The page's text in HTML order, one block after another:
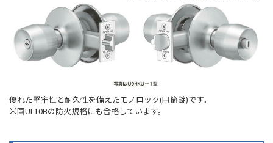
優れた堅牢性と耐久性を備えたモノロック(円筒錠)です。
米国UL10Bの防火規格にも合格しています。